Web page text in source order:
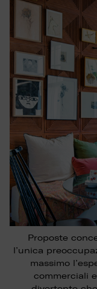
Proposte
l’unica
massimo
commerciali